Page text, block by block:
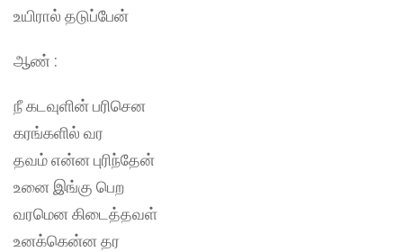
உயிரால் தடுப்பேன்
ஆண் :
நீ கடவுளின் பரிசென
கரங்களில் வர
தவம் என்ன புரிந்தேன்
உனை இங்கு பெற
வரமென கிடைத்தவள்
உனக்கென்ன தர